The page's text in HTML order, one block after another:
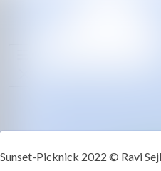
Sunset-Picknick 2022 © Ravi